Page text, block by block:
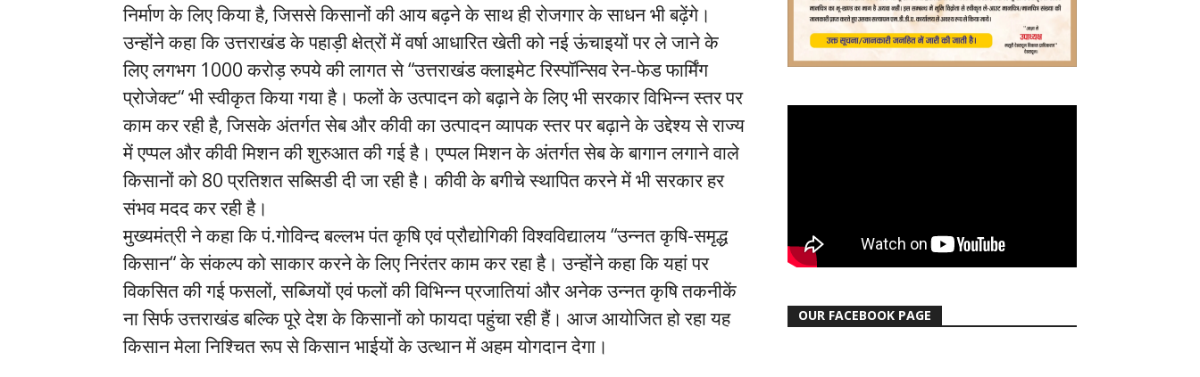
निर्माण के लिए किया है, जिससे किसानों की आय बढ़ने के साथ ही रोजगार के साधन भी बढ़ेंगे।
उन्होंने कहा कि उत्तराखंड के पहाड़ी क्षेत्रों में वर्षा आधारित खेती को नई ऊंचाइयों पर ले जाने के
लिए लगभग 1000 करोड़ रुपये की लागत से “उत्तराखंड क्लाइमेट रिस्पॉन्सिव रेन-फेड फार्मिंग
प्रोजेक्ट“ भी स्वीकृत किया गया है। फलों के उत्पादन को बढ़ाने के लिए भी सरकार विभिन्न स्तर पर
काम कर रही है, जिसके अंतर्गत सेब और कीवी का उत्पादन व्यापक स्तर पर बढ़ाने के उद्देश्य से राज्य
में एप्पल और कीवी मिशन की शुरुआत की गई है। एप्पल मिशन के अंतर्गत सेब के बागान लगाने वाले
किसानों को 80 प्रतिशत सब्सिडी दी जा रही है। कीवी के बगीचे स्थापित करने में भी सरकार हर
संभव मदद कर रही है।
मुख्यमंत्री ने कहा कि पं.गोविन्द बल्लभ पंत कृषि एवं प्रौद्योगिकी विश्वविद्यालय “उन्नत कृषि-समृद्ध
किसान“ के संकल्प को साकार करने के लिए निरंतर काम कर रहा है। उन्होंने कहा कि यहां पर
विकसित की गई फसलों, सब्जियों एवं फलों की विभिन्न प्रजातियां और अनेक उन्नत कृषि तकनीकें
ना सिर्फ उत्तराखंड बल्कि पूरे देश के किसानों को फायदा पहुंचा रही हैं। आज आयोजित हो रहा यह
किसान मेला निश्चित रूप से किसान भाईयों के उत्थान में अहम योगदान देगा।
OUR FACEBOOK PAGE